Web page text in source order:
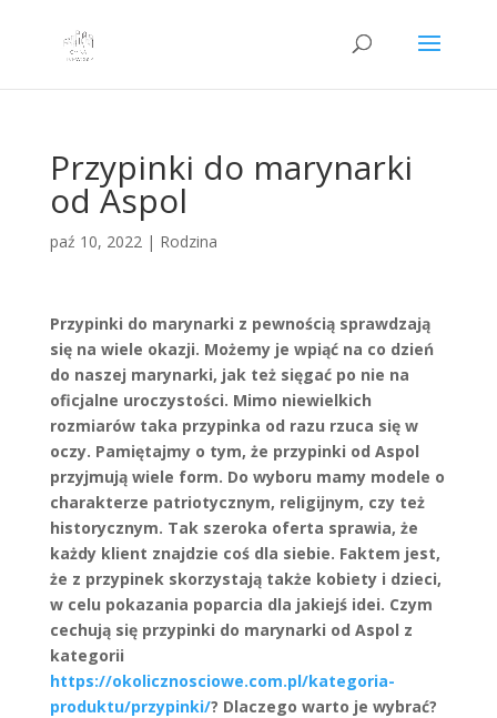
Przypinki do marynarki
od Aspol
paź 10, 2022| Rodzina
Przypinki do marynarki z pewnością sprawdzają
się na wiele okazji. Możemy je wpiąć na co dzień
do naszej marynarki, jak też sięgać po nie na
oficjalne uroczystości. Mimo niewielkich
rozmiarów taka przypinka od razu rzuca się w
oczy. Pamiętajmy o tym, że przypinki od Aspol
przyjmują wiele form. Do wyboru mamy modele o
charakterze patriotycznym, religijnym, czy też
historycznym. Tak szeroka oferta sprawia, że
każdy klient znajdzie coś dla siebie. Faktem jest,
że z przypinek skorzystają także kobiety i dzieci,
w celu pokazania poparcia dla jakiejś idei. Czym
cechują się przypinki do marynarki od Aspol z
kategorii
https://okolicznosciowe.com.pl/kategoria-
produktu/przypinki/? Dlaczego warto je wybrać?